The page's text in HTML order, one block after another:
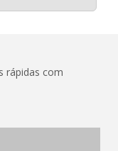
rápidas com